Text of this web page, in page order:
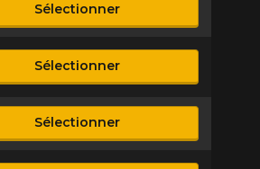
Sélectionner
Sélectionner
Sélectionner